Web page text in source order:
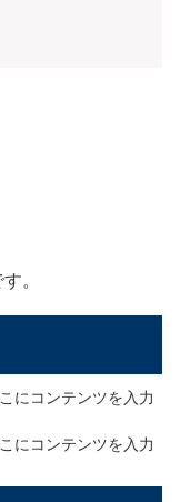
。
にコンテンツを入力
にコンテンツを入力